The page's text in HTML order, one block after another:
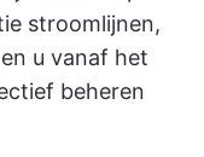
stroomlijnen,
u vanaf het
beheren